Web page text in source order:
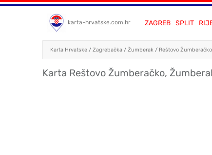
karta-hrvatske.com.hr ZAGREB SPLIT
Karta Hrvatske / Zagrebačka / Žumberak / Reštovo Žumberačko
Karta Reštovo Žumberačko,